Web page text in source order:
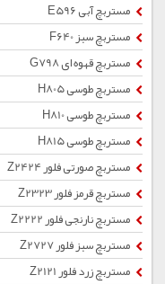
مستربچ آبی E596
مستربچ سبز F640
مستربچ قهوه ای G798
مستربچ طوسی H805
مستربچ طوسی H810
مستربچ طوسی H815
مستربچ صورتی فلور Z2424
مستربچ قرمز فلور Z2323
مستربچ نارنجی فلور Z2222
مستربچ سبز فلور Z2727
مستربچ زرد فلور Z2121